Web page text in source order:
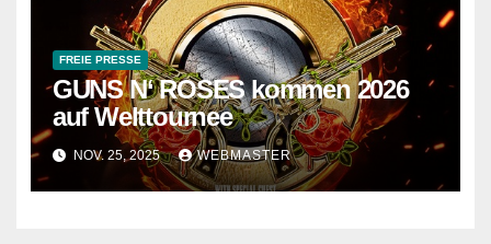
FREIE PRESSE
GUNS N‘ ROSES kommen 2026
auf Welttournee
NOV. 25, 2025 WEBMASTER